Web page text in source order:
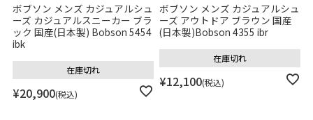
ボブソン メンズ カジュアルシュ
ーズ カジュアルスニーカー ブラ
ック 国産(日本製) Bobson 5454
ibk
¥20,900 税込
在庫切れ
ボブソン メンズ カジュアルシュ
ーズ アウトドア ブラウン 国産
(日本製)Bobson 4355 ibr
¥12,100 税込
在庫切れ